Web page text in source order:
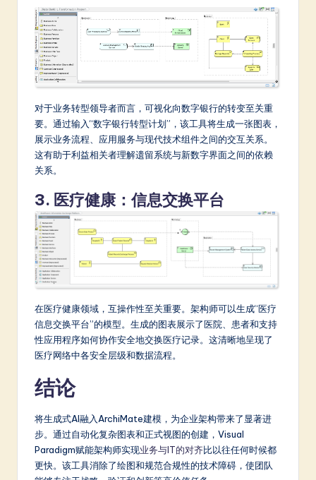
对于业务转型领导者而言，可视化向数字银行的转变至关重
要。通过输入“数字银行转型计划”，该工具将生成一张图表，
展示业务流程、应用服务与现代技术组件之间的交互关系。
这有助于利益相关者理解遗留系统与新数字界面之间的依赖
关系。
3. 医疗健康：信息交换平台
在医疗健康领域，互操作性至关重要。架构师可以生成“医疗
信息交换平台”的模型。生成的图表展示了医院、患者和支持
性应用程序如何协作安全地交换医疗记录。这清晰地呈现了
医疗网络中各安全层级和数据流程。
结论
将生成式AI融入ArchiMate建模，为企业架构带来了显著进
步。通过自动化复杂图表和正式视图的创建，Visual
Paradigm赋能架构师实现业务与IT的对齐比以往任何时候都
更快。该工具消除了绘图和规范合规性的技术障碍，使团队